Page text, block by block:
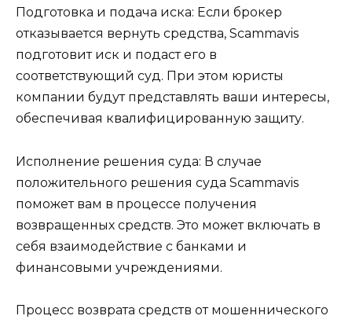
Подготовка и подача иска: Если брокер
отказывается вернуть средства, Scammavis
подготовит иск и подаст его в
соответствующий суд. При этом юристы
компании будут представлять ваши интересы,
обеспечивая квалифицированную защиту.
Исполнение решения суда: В случае
положительного решения суда Scammavis
поможет вам в процессе получения
возвращенных средств. Это может включать в
себя взаимодействие с банками и
финансовыми учреждениями.
Процесс возврата средств от мошеннического